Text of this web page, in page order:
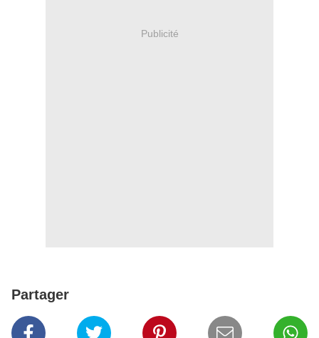
Publicité
Partager